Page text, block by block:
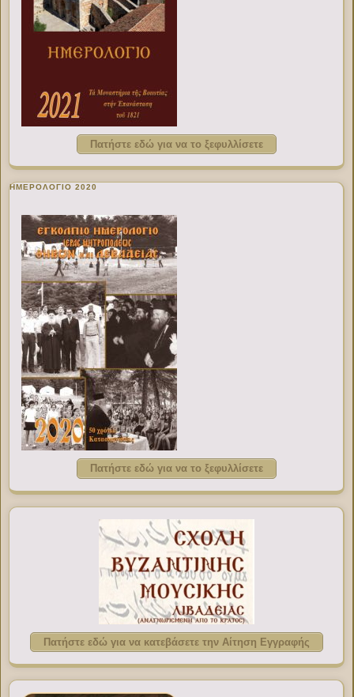
Πατήστε εδώ για να το ξεφυλλίσετε
ΗΜΕΡΟΛΟΓΙΟ 2020
Πατήστε εδώ για να το ξεφυλλίσετε
Πατήστε εδώ για να κατεβάσετε την Αίτηση Εγγραφής